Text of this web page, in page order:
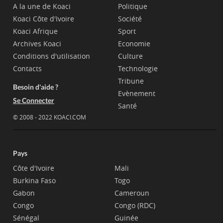
A la une de Koaci
Koaci Côte d'Ivoire
Koaci Afrique
Archives Koaci
Conditions d'utilisation
Contacts
Besoin d'aide ?
Se Connecter
© 2008 - 2022 KOACI.COM
Politique
Société
Sport
Economie
Culture
Technologie
Tribune
Evènement
Santé
Pays
Côte d'Ivoire
Burkina Faso
Gabon
Congo
Sénégal
Mali
Togo
Cameroun
Congo (RDC)
Guinée